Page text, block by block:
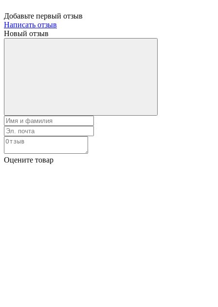
Добавьте первый отзыв
Написать отзыв
Новый отзыв
Оцените товар